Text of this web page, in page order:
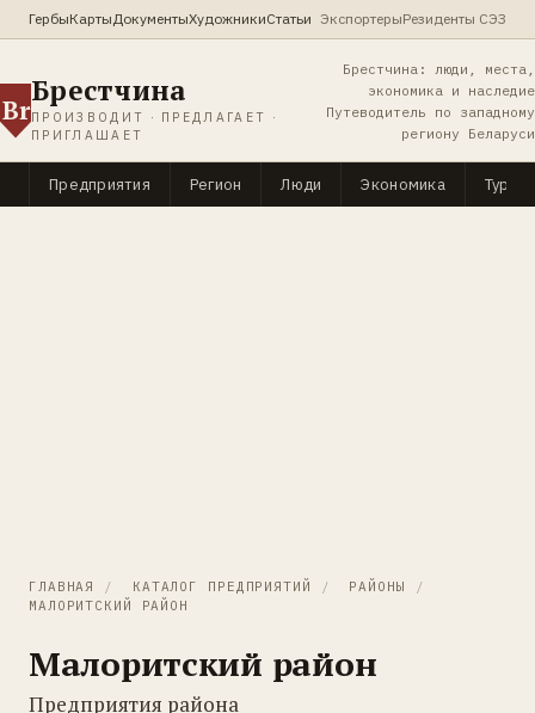
ГербыКартыДокументыХудожникиСтатьи ЭкспортерыРезиденты СЭЗ
Br
Брестчина
ПРОИЗВОДИТ · ПРЕДЛАГАЕТ ·
ПРИГЛАШАЕТ
Брестчина: люди, места,
экономика и наследие
Путеводитель по западному
региону Беларуси
Предприятия Регион Люди Экономика
ГЛАВНАЯ / КАТАЛОГ ПРЕДПРИЯТИЙ / РАЙОНЫ
/
МАЛОРИТСКИЙ РАЙОН
Малоритский район
Предприятия района